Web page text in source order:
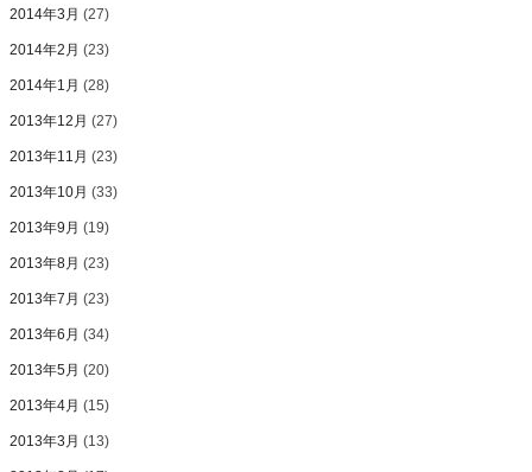
2014年3月 (27)
2014年2月 (23)
2014年1月 (28)
2013年12月 (27)
2013年11月 (23)
2013年10月 (33)
2013年9月 (19)
2013年8月 (23)
2013年7月 (23)
2013年6月 (34)
2013年5月 (20)
2013年4月 (15)
2013年3月 (13)